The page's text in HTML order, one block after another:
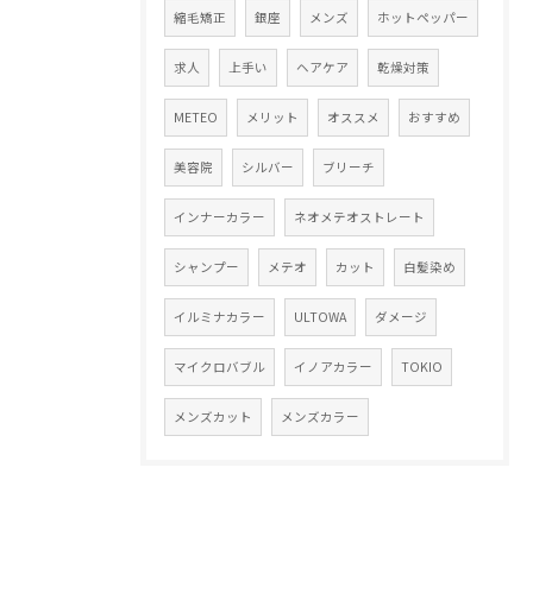
縮毛矯正 銀座 メンズ ホットペッパー
求人 上手い ヘアケア 乾燥対策
METEO メリット オススメ おすすめ
美容院 シルバー ブリーチ
インナーカラー ネオメテオストレート
シャンプー メテオ カット 白髪染め
イルミナカラー ULTOWA ダメージ
マイクロバブル イノアカラー TOKIO
メンズカット メンズカラー